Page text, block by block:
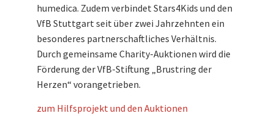
humedica. Zudem verbindet Stars4Kids und den
VfB Stuttgart seit über zwei Jahrzehnten ein
besonderes partnerschaftliches Verhältnis.
Durch gemeinsame Charity-Auktionen wird die
Förderung der VfB-Stiftung „Brustring der
Herzen“ vorangetrieben.
zum Hilfsprojekt und den Auktionen